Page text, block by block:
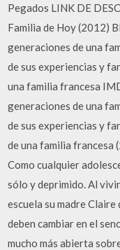
Pegados LINK DE
Familia de Hoy (2012)
generaciones de una
de sus experiencias y
una familia francesa
generaciones de una
de sus experiencias y
de una familia francesa
Como cualquier
sólo y deprimido. Al
escuela su madre
deben cambiar en el
mucho más abierta